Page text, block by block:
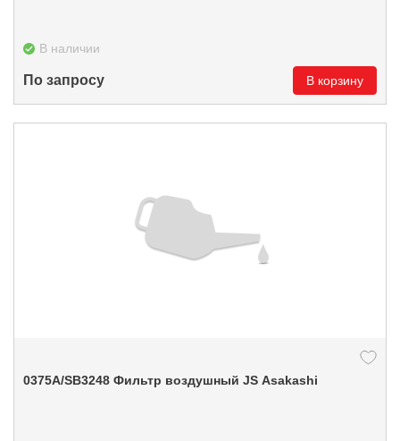
В наличии
По запросу В корзину
0375А/SB3248 Фильтр воздушный JS Asakashi